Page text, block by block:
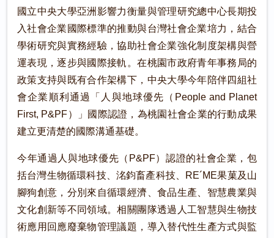
國立中央大學亞洲影響力衡量與管理研究總中心長期投
入社會企業國際標準的推動與台灣社會企業培力，結合
學術研究與實務經驗，協助社會企業強化制度架構與營
運表現，逐步與國際接軌。在桃園市政府青年事務局的
政策支持與既有合作架構下，中央大學今年陪伴四組社
會企業順利通過「人與地球優先（People and Planet
First, P&PF）」國際認證，為桃園社會企業的行動成果
建立更清楚的國際溝通基礎。
今年通過人與地球優先（P&PF）認證的社會企業，包
括台灣生物循環科技、洺鈞畜產科技、RE´ME果菓及山
腳狗創意，分別來自循環經濟、食品生產、智慧農業與
文化創新等不同領域。相關團隊透過人工智慧與生物技
術應用回應廢棄物管理議題，導入替代性生產方式與監